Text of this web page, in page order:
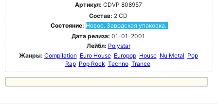
Артикул: CDVP 808957
Состав: 2 CD
Состояние: Новое. Заводская упаковка.
Дата релиза: 01-01-2001
Лейбл: Polystar
Жанры: Compilation Euro House Europop House Nu Metal Pop
Rap Pop Rock Techno Trance